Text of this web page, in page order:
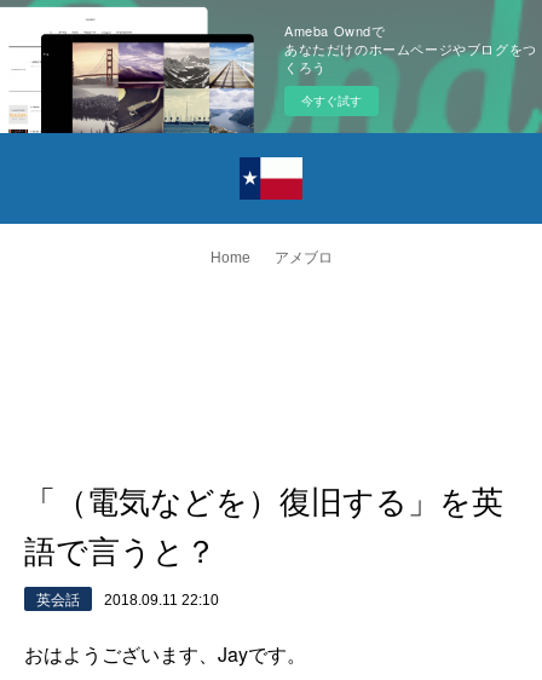
Ameba Owndで
あなただけのホームページやブログをつ
くろう
今すぐ試す
Home アメブロ
「（電気などを）復旧する」を英
語で言うと？
英会話 2018.09.11 22:10
おはようございます、Jayです。